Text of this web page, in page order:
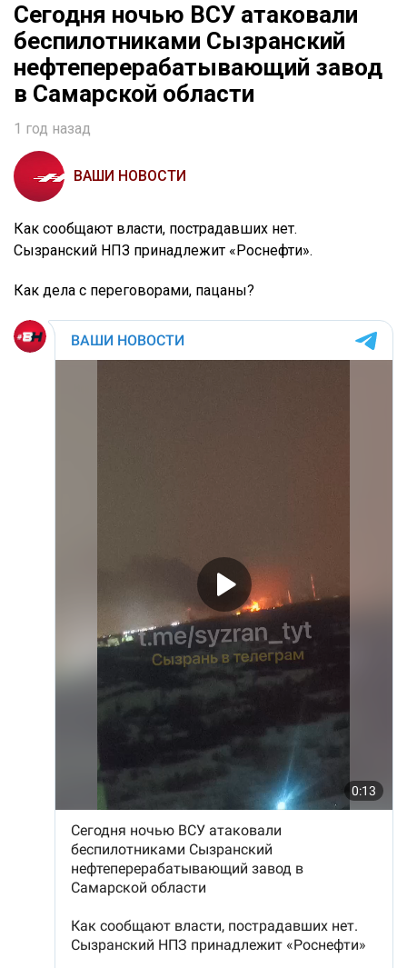
Сегодня ночью ВСУ атаковали
беспилотниками Сызранский
нефтеперерабатывающий завод
в Самарской области
1 год назад
ВАШИ НОВОСТИ
Как сообщают власти, пострадавших нет.
Сызранский НПЗ принадлежит «Роснефти».
Как дела с переговорами, пацаны?